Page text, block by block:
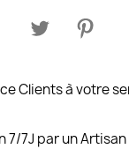
Clients à votre
7/7J par un